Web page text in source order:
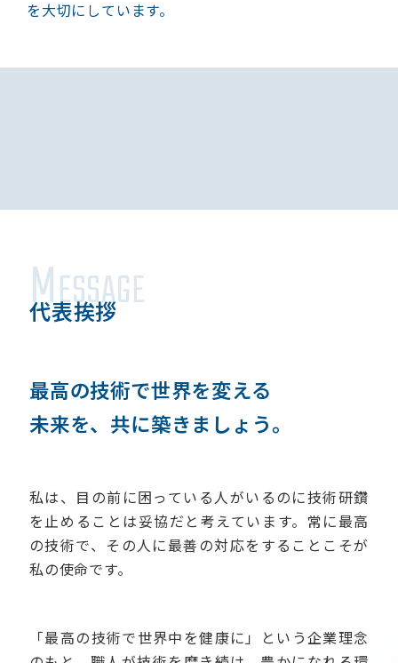
を大切にしています。
代表挨拶
MESSAGE
最高の技術で世界を変える
未来を、共に築きましょう。
私は、目の前に困っている人がいるのに技術研鑽
を止めることは妥協だと考えています。常に最高
の技術で、その人に最善の対応をすることこそが
私の使命です。
「最高の技術で世界中を健康に」という企業理念